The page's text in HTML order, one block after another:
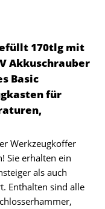
170tlg mit
Akkuschrauber
Basic
für
Werkzeugkoffer
Sie erhalten ein
als auch
Enthalten sind alle